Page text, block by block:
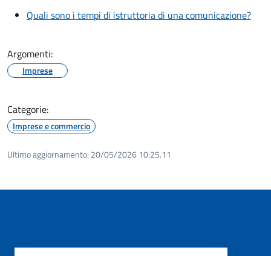
Quali sono i tempi di istruttoria di una comunicazione?
Argomenti:
Imprese
Categorie:
Imprese e commercio
Ultimo aggiornamento: 20/05/2026 10:25.11